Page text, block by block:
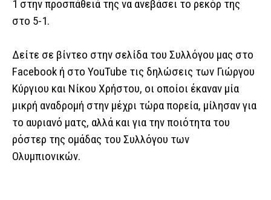
1 στην προσπάθειά της να ανεβάσει το ρεκόρ της
στο 5-1.
Δείτε σε βίντεο στην σελίδα του Συλλόγου μας στο
Facebook ή στο YouTube τις δηλώσεις των Γιώργου
Κύργιου και Νίκου Χρήστου, οι οποίοι έκαναν μία
μικρή αναδρομή στην μέχρι τώρα πορεία, μίλησαν για
το αυριανό ματς, αλλά και για την ποιότητα του
ρόστερ της ομάδας του Συλλόγου των
Ολυμπιονικών.